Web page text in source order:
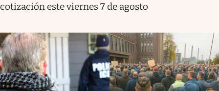
cotización este viernes 7 de agosto